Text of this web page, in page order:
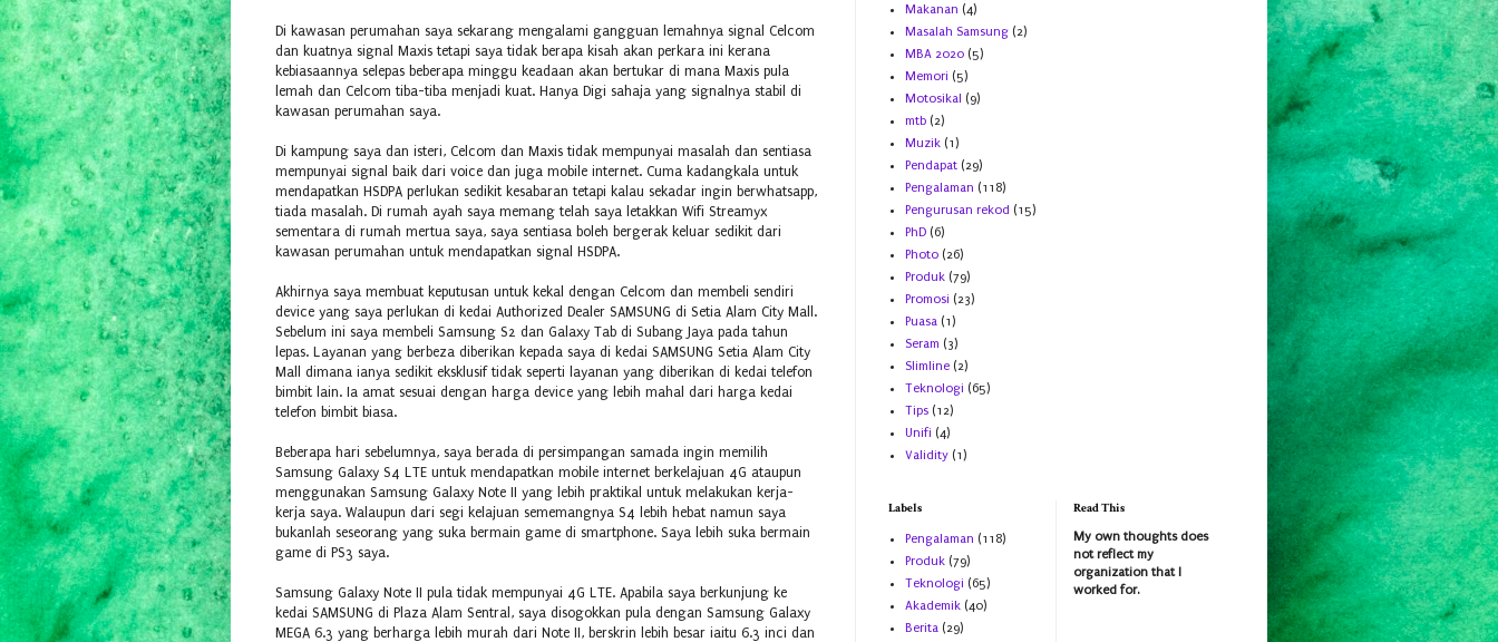
Di kawasan perumahan saya sekarang mengalami gangguan lemahnya signal Celcom
dan kuatnya signal Maxis tetapi saya tidak berapa kisah akan perkara ini kerana
kebiasaannya selepas beberapa minggu keadaan akan bertukar di mana Maxis pula
lemah dan Celcom tiba-tiba menjadi kuat. Hanya Digi sahaja yang signalnya stabil di
kawasan perumahan saya.
Di kampung saya dan isteri, Celcom dan Maxis tidak mempunyai masalah dan sentiasa
mempunyai signal baik dari voice dan juga mobile internet. Cuma kadangkala untuk
mendapatkan HSDPA perlukan sedikit kesabaran tetapi kalau sekadar ingin berwhatsapp,
tiada masalah. Di rumah ayah saya memang telah saya letakkan Wifi Streamyx
sementara di rumah mertua saya, saya sentiasa boleh bergerak keluar sedikit dari
kawasan perumahan untuk mendapatkan signal HSDPA.
Akhirnya saya membuat keputusan untuk kekal dengan Celcom dan membeli sendiri
device yang saya perlukan di kedai Authorized Dealer SAMSUNG di Setia Alam City Mall.
Sebelum ini saya membeli Samsung S2 dan Galaxy Tab di Subang Jaya pada tahun
lepas. Layanan yang berbeza diberikan kepada saya di kedai SAMSUNG Setia Alam City
Mall dimana ianya sedikit eksklusif tidak seperti layanan yang diberikan di kedai telefon
bimbit lain. Ia amat sesuai dengan harga device yang lebih mahal dari harga kedai
telefon bimbit biasa.
Beberapa hari sebelumnya, saya berada di persimpangan samada ingin memilih
Samsung Galaxy S4 LTE untuk mendapatkan mobile internet berkelajuan 4G ataupun
menggunakan Samsung Galaxy Note II yang lebih praktikal untuk melakukan kerja-
kerja saya. Walaupun dari segi kelajuan sememangnya S4 lebih hebat namun saya
bukanlah seseorang yang suka bermain game di smartphone. Saya lebih suka bermain
game di PS3 saya.
Samsung Galaxy Note II pula tidak mempunyai 4G LTE. Apabila saya berkunjung ke
kedai SAMSUNG di Plaza Alam Sentral, saya disogokkan pula dengan Samsung Galaxy
MEGA 6.3 yang berharga lebih murah dari Note II, berskrin lebih besar iaitu 6.3 inci dan
Makanan (4)
Masalah Samsung (2)
MBA 2020 (5)
Memori (5)
Motosikal (9)
mtb (2)
Muzik (1)
Pendapat (29)
Pengalaman (118)
Pengurusan rekod (15)
PhD (6)
Photo (26)
Produk (79)
Promosi (23)
Puasa (1)
Seram (3)
Slimline (2)
Teknologi (65)
Tips (12)
Unifi (4)
Validity (1)
Labels
Pengalaman (118)
Produk (79)
Teknologi (65)
Akademik (40)
Berita (29)
Read This
My own thoughts does
not reflect my
organization that I
worked for.